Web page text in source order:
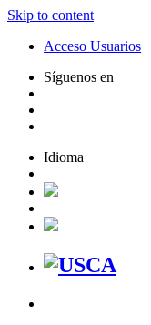
Skip to content
Acceso Usuarios
Síguenos en
Idioma
|
|